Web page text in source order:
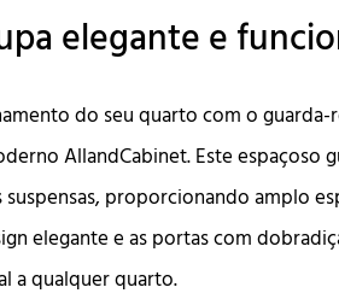
elegante e
do seu quarto com o
AllandCabinet. Este espaçoso
proporcionando amplo
elegante e as portas com
a qualquer quarto.